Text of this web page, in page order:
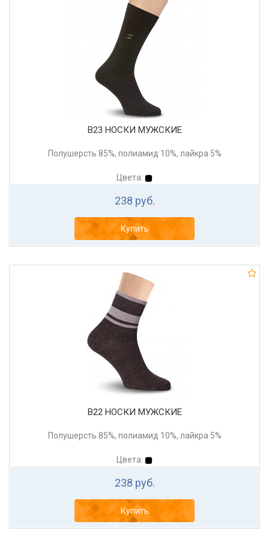
В23 НОСКИ МУЖСКИЕ
Полушерсть 85%, полиамид 10%, лайкра 5%
Цвета:
238 руб.
Купить
В22 НОСКИ МУЖСКИЕ
Полушерсть 85%, полиамид 10%, лайкра 5%
Цвета:
238 руб.
Купить